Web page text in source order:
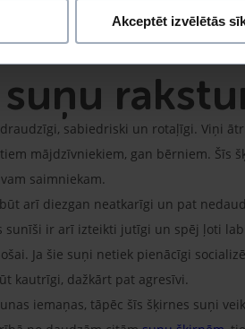
Akceptēt izvēlētās
tumšajām acīm, nelielu
un sparīgas, taču graciozas kustības.
sabiedriski un rotaļīgi. Viņi
mājdzīvniekiem, gan bērniem.
saimniekam.
arī diezgan neatkarīgi un pat
sunīši ir arī izteikti jutīgi un spēj ļoti
Ja šie suņi netiek pienācīgi
kautrīgi, dažkārt pat agresīvi.
iemaņas, tāpēc šīs šķirnes suņi